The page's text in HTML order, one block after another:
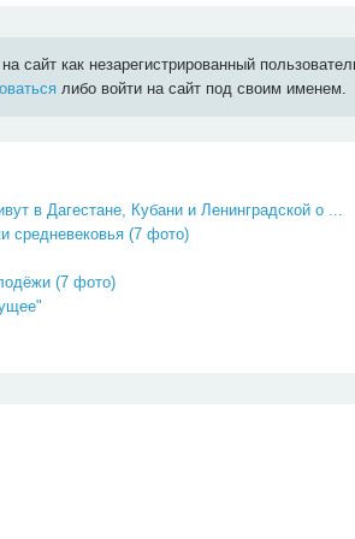
сайт как незарегистрированный
либо войти на сайт под своим именем.
в Дагестане, Кубани и Ленинградской о ...
средневековья (7 фото)
(7 фото)